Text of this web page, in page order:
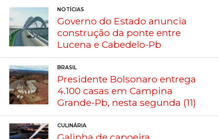
NOTÍCIAS
Governo do Estado anuncia
construção da ponte entre
Lucena e Cabedelo-Pb
BRASIL
Presidente Bolsonaro entrega
4.100 casas em Campina
Grande-Pb, nesta segunda (11)
CULINÁRIA